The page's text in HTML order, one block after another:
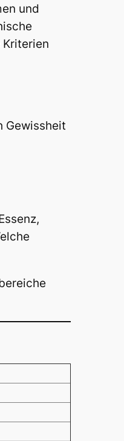
und
Gewissheit